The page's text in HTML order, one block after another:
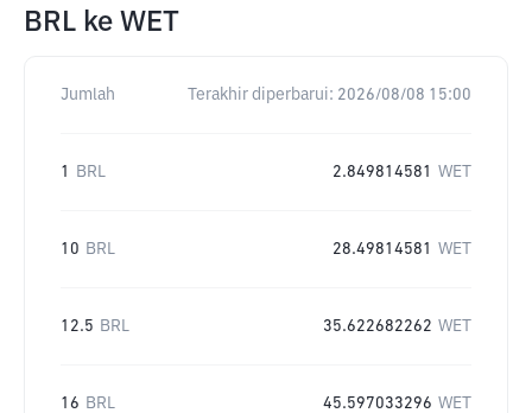
BRL ke WET
Jumlah Terakhir diperbarui: 2026/08/08 15:00
1 BRL 2.849814581 WET
10 BRL 28.49814581 WET
12.5 BRL 35.622682262 WET
16 BRL 45.597033296 WET